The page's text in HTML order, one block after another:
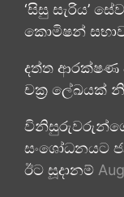
‘සිසු සැරිය’
කොමිෂන්
දත්ත ආරක්ෂණ
චක්‍ර ලේඛයක්
විනිසුරුවරුන්ගේ
සංශෝධනයට
ඊට සූදානම්